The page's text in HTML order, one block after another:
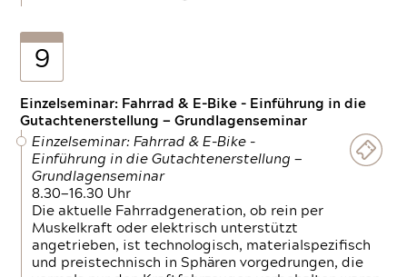
9
Einzelseminar: Fahrrad & E-Bike - Einführung in die
Gutachtenerstellung — Grundlagenseminar
Einzelseminar: Fahrrad & E-Bike -
Einführung in die Gutachtenerstellung —
Grundlagenseminar
8.30—16.30 Uhr
Die aktuelle Fahrradgeneration, ob rein per
Muskelkraft oder elektrisch unterstützt
angetrieben, ist technologisch, materialspezifisch
und preistechnisch in Sphären vorgedrungen, die